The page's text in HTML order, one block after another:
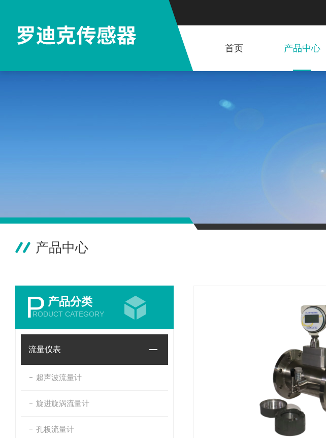
首页 产品中心
产品中心
P 产品分类
RODUCT CATEGORY
流量仪表
超声波流量计
旋进旋涡流量计
孔板流量计